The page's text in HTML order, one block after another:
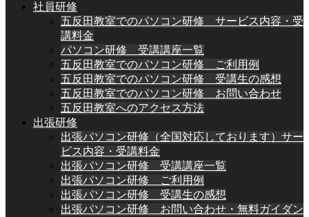
社員研修
五反田教室でのパソコン研修 サービス内容・受
講料金
パソコン研修 受講講座一覧
五反田教室でのパソコン研修 ご利用例
五反田教室でのパソコン研修 受講生の感想
五反田教室でのパソコン研修 お問い合わせ
五反田教室へのアクセス方法
出張研修
出張パソコン研修（全国対応しております）サー
ビス内容・受講料金
出張パソコン研修 受講講座一覧
出張パソコン研修 ご利用例
出張パソコン研修 受講生の感想
出張パソコン研修 お問い合わせ・無料ガイダン